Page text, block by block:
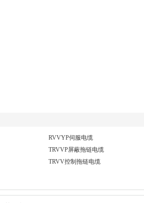
RVVYP伺服电缆
TRVVP屏蔽拖链电缆
TRVV控制拖链电缆